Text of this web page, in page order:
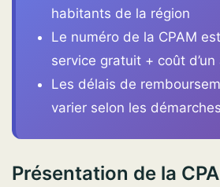
habitants de la région
Le numéro de la CPAM
service gratuit + coût d’un
Les délais de
varier selon les
Présentation de la